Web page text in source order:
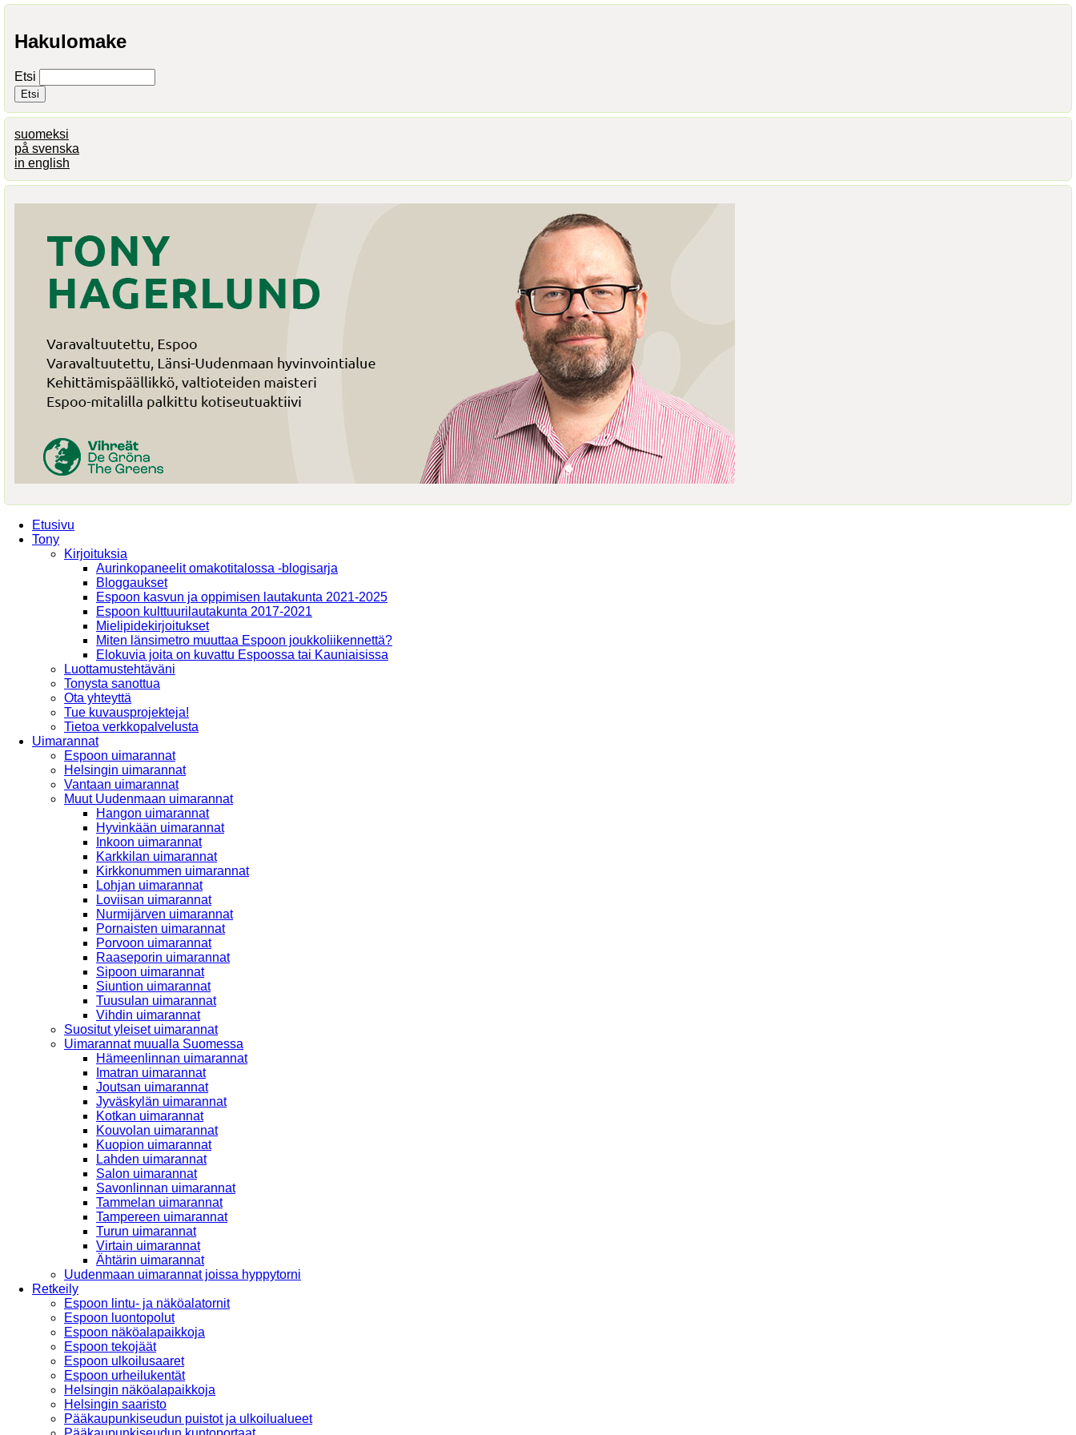
Hakulomake
Etsi
suomeksi
på svenska
in english
Etusivu
Tony
Kirjoituksia
Aurinkopaneelit omakotitalossa -blogisarja
Bloggaukset
Espoon kasvun ja oppimisen lautakunta 2021-2025
Espoon kulttuurilautakunta 2017-2021
Mielipidekirjoitukset
Miten länsimetro muuttaa Espoon joukkoliikennettä?
Elokuvia joita on kuvattu Espoossa tai Kauniaisissa
Luottamustehtäväni
Tonysta sanottua
Ota yhteyttä
Tue kuvausprojekteja!
Tietoa verkkopalvelusta
Uimarannat
Espoon uimarannat
Helsingin uimarannat
Vantaan uimarannat
Muut Uudenmaan uimarannat
Hangon uimarannat
Hyvinkään uimarannat
Inkoon uimarannat
Karkkilan uimarannat
Kirkkonummen uimarannat
Lohjan uimarannat
Loviisan uimarannat
Nurmijärven uimarannat
Pornaisten uimarannat
Porvoon uimarannat
Raaseporin uimarannat
Sipoon uimarannat
Siuntion uimarannat
Tuusulan uimarannat
Vihdin uimarannat
Suositut yleiset uimarannat
Uimarannat muualla Suomessa
Hämeenlinnan uimarannat
Imatran uimarannat
Joutsan uimarannat
Jyväskylän uimarannat
Kotkan uimarannat
Kouvolan uimarannat
Kuopion uimarannat
Lahden uimarannat
Salon uimarannat
Savonlinnan uimarannat
Tammelan uimarannat
Tampereen uimarannat
Turun uimarannat
Virtain uimarannat
Ähtärin uimarannat
Uudenmaan uimarannat joissa hyppytorni
Retkeily
Espoon lintu- ja näköalatornit
Espoon luontopolut
Espoon näköalapaikkoja
Espoon tekojäät
Espoon ulkoilusaaret
Espoon urheilukentät
Helsingin näköalapaikkoja
Helsingin saaristo
Pääkaupunkiseudun puistot ja ulkoilualueet